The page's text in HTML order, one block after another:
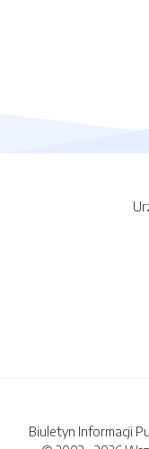
Biuletyn Informacji